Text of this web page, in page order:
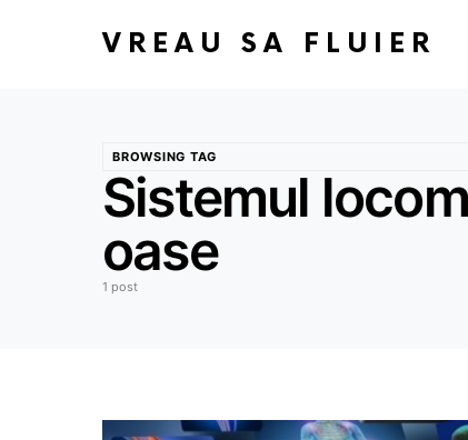
VREAU SA FLUIER
BROWSING TAG
Sistemul
oase
1 post